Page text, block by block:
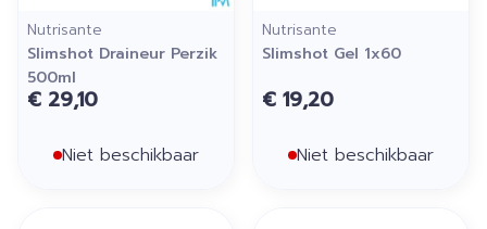
Nutrisante
Slimshot Draineur Perzik
500ml
€ 29,10
Niet beschikbaar
Nutrisante
Slimshot Gel 1x60
€ 19,20
Niet beschikbaar